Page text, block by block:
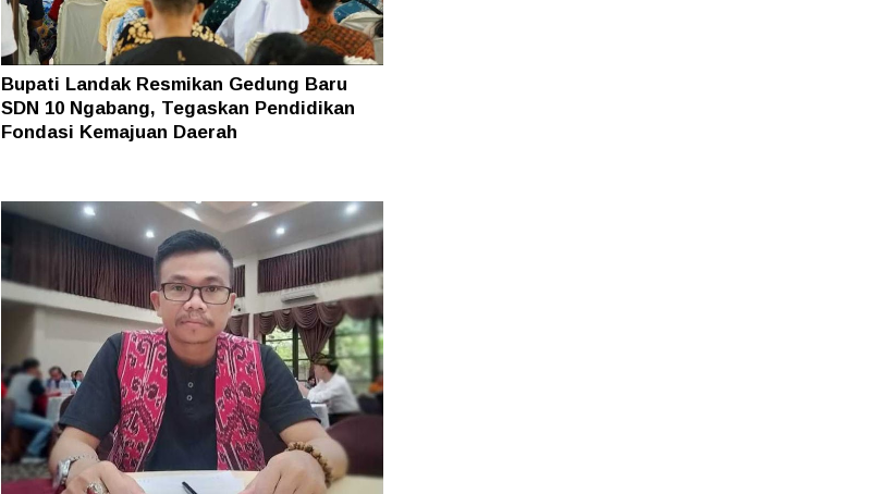
Bupati Landak Resmikan Gedung Baru
SDN 10 Ngabang, Tegaskan Pendidikan
Fondasi Kemajuan Daerah